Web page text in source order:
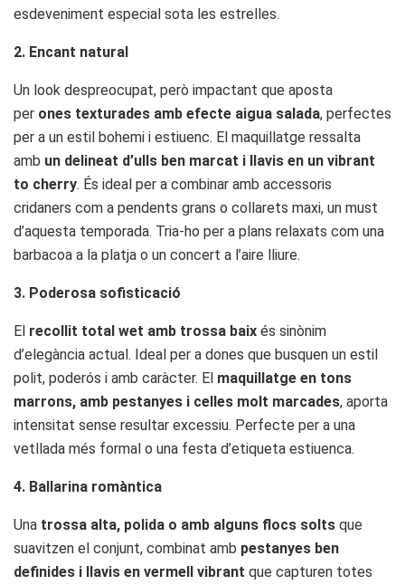
esdeveniment especial sota les estrelles.
2. Encant natural
Un look despreocupat, però impactant que aposta
per ones texturades amb efecte aigua salada, perfectes
per a un estil bohemi i estiuenc. El maquillatge ressalta
amb un delineat d’ulls ben marcat i llavis en un vibrant
to cherry. És ideal per a combinar amb accessoris
cridaners com a pendents grans o collarets maxi, un must
d’aquesta temporada. Tria-ho per a plans relaxats com una
barbacoa a la platja o un concert a l’aire lliure.
3. Poderosa sofisticació
El recollit total wet amb trossa baix és sinònim
d’elegància actual. Ideal per a dones que busquen un estil
polit, poderós i amb caràcter. El maquillatge en tons
marrons, amb pestanyes i celles molt marcades, aporta
intensitat sense resultar excessiu. Perfecte per a una
vetllada més formal o una festa d’etiqueta estiuenca.
4. Ballarina romàntica
Una trossa alta, polida o amb alguns flocs solts que
suavitzen el conjunt, combinat amb pestanyes ben
definides i llavis en vermell vibrant que capturen totes